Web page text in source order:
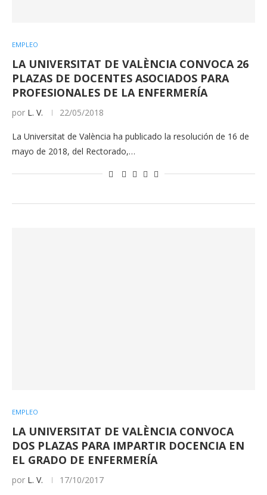
EMPLEO
LA UNIVERSITAT DE VALÈNCIA CONVOCA 26
PLAZAS DE DOCENTES ASOCIADOS PARA
PROFESIONALES DE LA ENFERMERÍA
por L. V. 22/05/2018
La Universitat de València ha publicado la resolución de 16 de
mayo de 2018, del Rectorado,…
EMPLEO
LA UNIVERSITAT DE VALÈNCIA CONVOCA
DOS PLAZAS PARA IMPARTIR DOCENCIA EN
EL GRADO DE ENFERMERÍA
por L. V. 17/10/2017